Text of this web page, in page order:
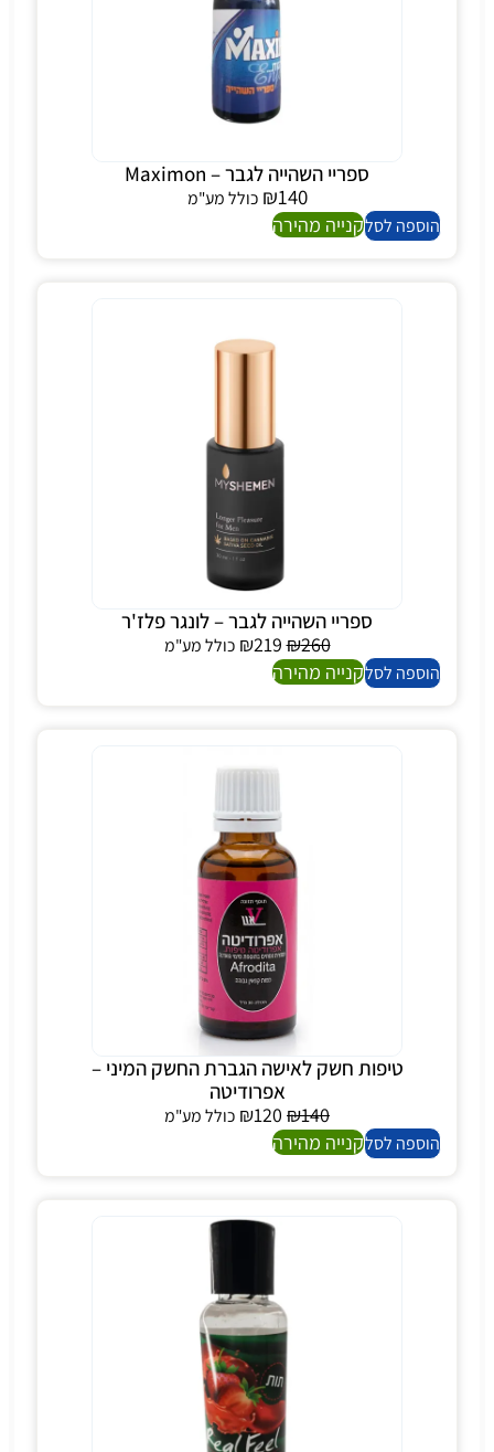
ספריי השהייה לגבר – Maximon
₪140
כולל מע"מ
הוספה לסלקנייה מהירה
ספריי השהייה לגבר – לונגר פלז'ר
₪260
₪219
כולל מע"מ
הוספה לסלקנייה מהירה
טיפות חשק לאישה הגברת החשק המיני –
אפרודיטה
₪140
₪120
כולל מע"מ
הוספה לסלקנייה מהירה